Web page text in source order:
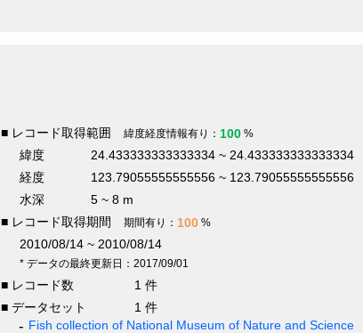
■ レコード取得範囲 緯度経度情報有り： 100 %
緯度
24.433333333333334 ~ 24.433333333333334
経度
123.79055555555556 ~ 123.79055555555556
水深
5 ~ 8 m
■ レコード取得期間
期間有り： 100 %
2010/08/14 ~ 2010/08/14
* データの最終更新日：2017/09/01
■ レコード数
1 件
■ データセット
1 件
Fish collection of National Museum of Nature and Science